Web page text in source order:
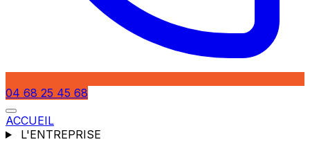
04 68 25 45 68
ACCUEIL
L'ENTREPRISE